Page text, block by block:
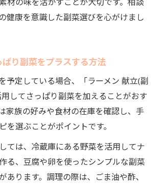
材の味を活かすことが大切です。相談
健康を意識した副菜選びを心がけまし
り副菜をプラスする方法
予定している場合、「ラーメン 献立(副
してさっぱり副菜を加えることがおす
家族の好みや食材の在庫を確認し、手
を選ぶことがポイントです。
ては、冷蔵庫にある野菜を活用してナ
る、豆腐や卵を使ったシンプルな副菜
あります。調理の際は、ごま油や酢、